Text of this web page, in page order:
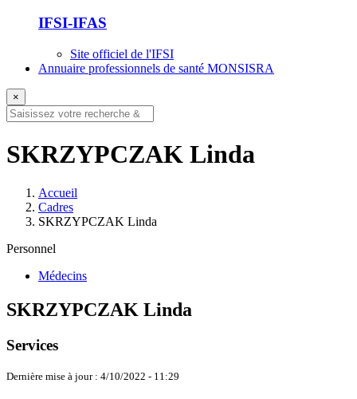
IFSI-IFAS
Site officiel de l'IFSI
Annuaire professionnels de santé MONSISRA
×
SKRZYPCZAK Linda
Accueil
Cadres
SKRZYPCZAK Linda
Personnel
Médecins
SKRZYPCZAK Linda
Services
Dernière mise à jour : 4/10/2022 - 11:29